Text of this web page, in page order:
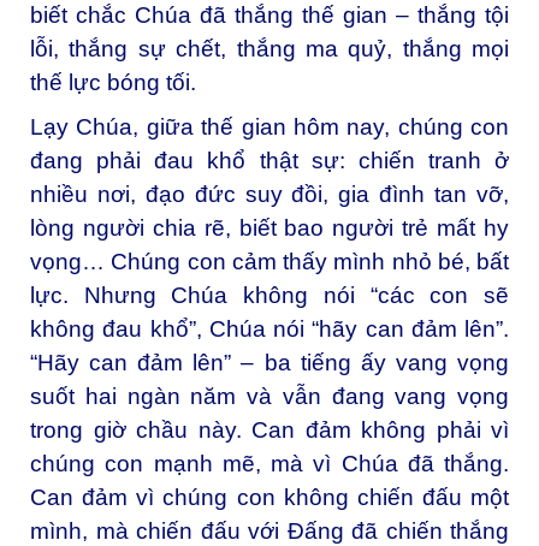
biết chắc Chúa đã thắng thế gian – thắng tội
lỗi, thắng sự chết, thắng ma quỷ, thắng mọi
thế lực bóng tối.
Lạy Chúa, giữa thế gian hôm nay, chúng con
đang phải đau khổ thật sự: chiến tranh ở
nhiều nơi, đạo đức suy đồi, gia đình tan vỡ,
lòng người chia rẽ, biết bao người trẻ mất hy
vọng… Chúng con cảm thấy mình nhỏ bé, bất
lực. Nhưng Chúa không nói “các con sẽ
không đau khổ”, Chúa nói “hãy can đảm lên”.
“Hãy can đảm lên” – ba tiếng ấy vang vọng
suốt hai ngàn năm và vẫn đang vang vọng
trong giờ chầu này. Can đảm không phải vì
chúng con mạnh mẽ, mà vì Chúa đã thắng.
Can đảm vì chúng con không chiến đấu một
mình, mà chiến đấu với Đấng đã chiến thắng